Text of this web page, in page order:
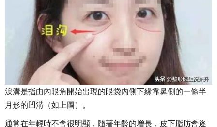
淚溝是指由內眼角開始出現的眼袋內側下緣靠鼻側的一條半
月形的凹溝（如上圖）。
通常在年輕時不會很明顯，隨著年齡的增長，皮下脂肪會逐